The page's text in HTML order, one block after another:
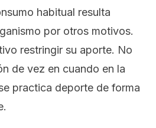
habitual resulta
por otros motivos.
restringir su aporte. No
de vez en cuando en la
practica deporte de forma